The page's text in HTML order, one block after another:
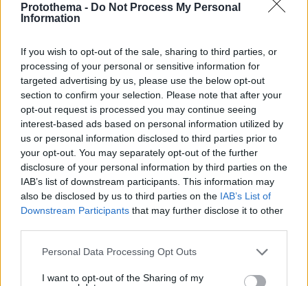
Protothema - Do Not Process My Personal
Information
If you wish to opt-out of the sale, sharing to third parties, or
processing of your personal or sensitive information for
targeted advertising by us, please use the below opt-out
section to confirm your selection. Please note that after your
opt-out request is processed you may continue seeing
interest-based ads based on personal information utilized by
us or personal information disclosed to third parties prior to
your opt-out. You may separately opt-out of the further
disclosure of your personal information by third parties on the
IAB’s list of downstream participants. This information may
also be disclosed by us to third parties on the IAB’s List of
Downstream Participants that may further disclose it to other
Please note that this website/app uses one or more Google
not limited to your visit or usage behaviour. You may click to
Personal Data Processing Opt Outs
I want to opt-out of the Sharing of my
Loaded:
Νέα ανάφλεξη στη Μέση Ανατολή: Οι Χούθι
πιο σκληρούς όρους για τα Στενά του Ορμούζ
09.08.2026, 12:09